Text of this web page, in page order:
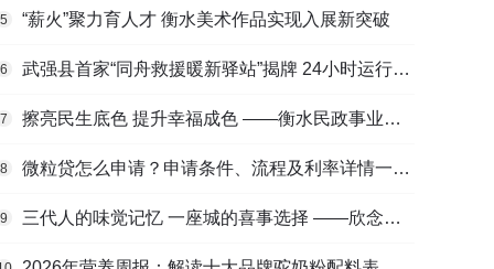
5 “薪火”聚力育人才 衡水美术作品实现入展新突破
6 武强县首家“同舟救援暖新驿站”揭牌 24小时运行守护户外劳动者
7 擦亮民生底色 提升幸福成色 ——衡水民政事业高质量发展综述
8 微粒贷怎么申请？申请条件、流程及利率详情一文看懂
9 三代人的味觉记忆 一座城的喜事选择 ——欣念饺子二十九载匠心传承路